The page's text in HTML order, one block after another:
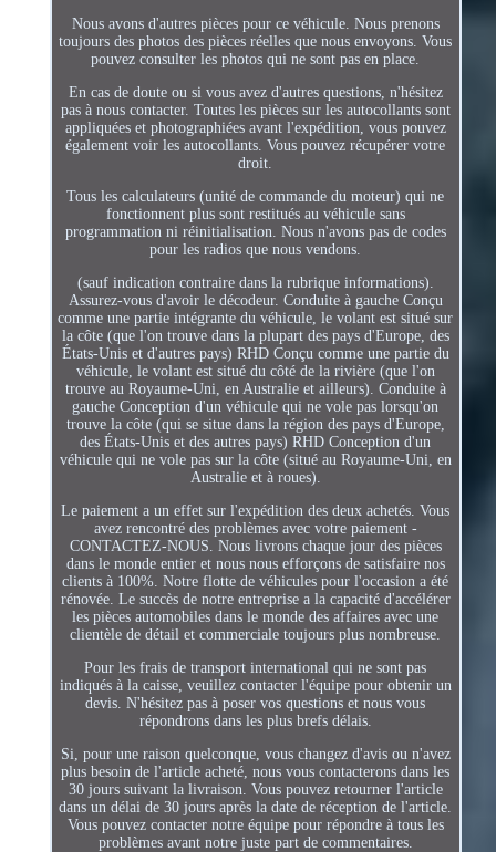
Nous avons d'autres pièces pour ce véhicule. Nous prenons
toujours des photos des pièces réelles que nous envoyons. Vous
pouvez consulter les photos qui ne sont pas en place.
En cas de doute ou si vous avez d'autres questions, n'hésitez
pas à nous contacter. Toutes les pièces sur les autocollants sont
appliquées et photographiées avant l'expédition, vous pouvez
également voir les autocollants. Vous pouvez récupérer votre
droit.
Tous les calculateurs (unité de commande du moteur) qui ne
fonctionnent plus sont restitués au véhicule sans
programmation ni réinitialisation. Nous n'avons pas de codes
pour les radios que nous vendons.
(sauf indication contraire dans la rubrique informations).
Assurez-vous d'avoir le décodeur. Conduite à gauche Conçu
comme une partie intégrante du véhicule, le volant est situé sur
la côte (que l'on trouve dans la plupart des pays d'Europe, des
États-Unis et d'autres pays) RHD Conçu comme une partie du
véhicule, le volant est situé du côté de la rivière (que l'on
trouve au Royaume-Uni, en Australie et ailleurs). Conduite à
gauche Conception d'un véhicule qui ne vole pas lorsqu'on
trouve la côte (qui se situe dans la région des pays d'Europe,
des États-Unis et des autres pays) RHD Conception d'un
véhicule qui ne vole pas sur la côte (situé au Royaume-Uni, en
Australie et à roues).
Le paiement a un effet sur l'expédition des deux achetés. Vous
avez rencontré des problèmes avec votre paiement -
CONTACTEZ-NOUS. Nous livrons chaque jour des pièces
dans le monde entier et nous nous efforçons de satisfaire nos
clients à 100%. Notre flotte de véhicules pour l'occasion a été
rénovée. Le succès de notre entreprise a la capacité d'accélérer
les pièces automobiles dans le monde des affaires avec une
clientèle de détail et commerciale toujours plus nombreuse.
Pour les frais de transport international qui ne sont pas
indiqués à la caisse, veuillez contacter l'équipe pour obtenir un
devis. N'hésitez pas à poser vos questions et nous vous
répondrons dans les plus brefs délais.
Si, pour une raison quelconque, vous changez d'avis ou n'avez
plus besoin de l'article acheté, nous vous contacterons dans les
30 jours suivant la livraison. Vous pouvez retourner l'article
dans un délai de 30 jours après la date de réception de l'article.
Vous pouvez contacter notre équipe pour répondre à tous les
problèmes avant notre juste part de commentaires.